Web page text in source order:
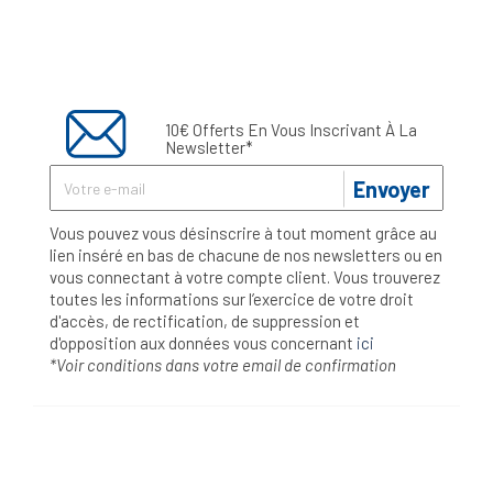
10€ Offerts En Vous Inscrivant À La
Newsletter*
Envoyer
Vous pouvez vous désinscrire à tout moment grâce au
lien inséré en bas de chacune de nos newsletters ou en
vous connectant à votre compte client. Vous trouverez
toutes les informations sur l’exercice de votre droit
d'accès, de rectification, de suppression et
d'opposition aux données vous concernant ici
*Voir conditions dans votre email de confirmation